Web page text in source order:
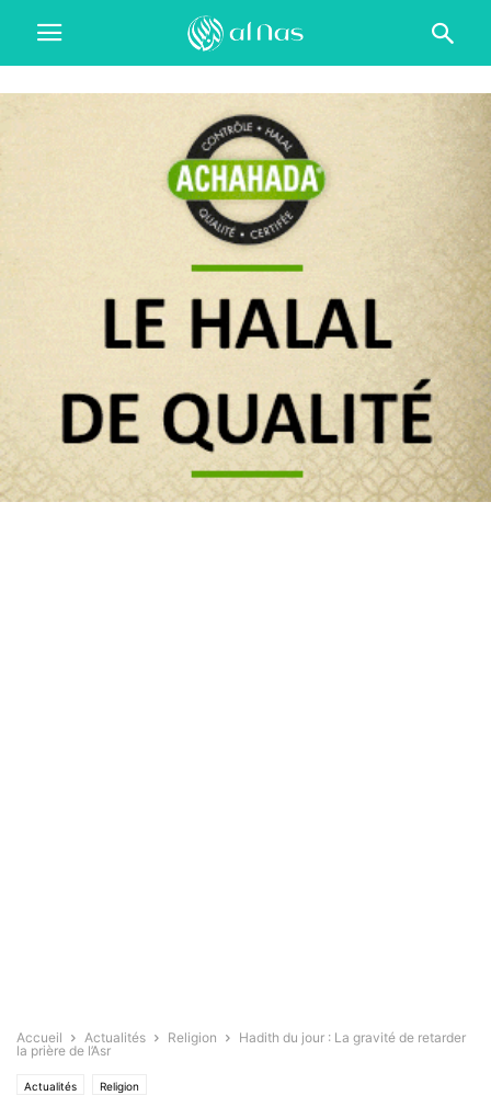
Accueil Actualités Religion
Hadith du jour : La gravité de retarder
la prière de l’Asr
Actualités Religion